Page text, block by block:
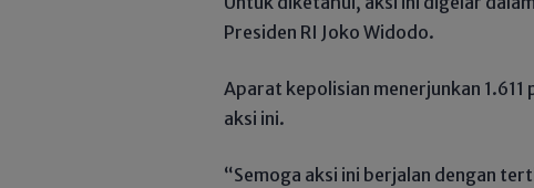
Presiden RI Joko Widodo.
Aparat kepolisian menerjunkan
aksi ini.
“Semoga aksi ini berjalan dengan